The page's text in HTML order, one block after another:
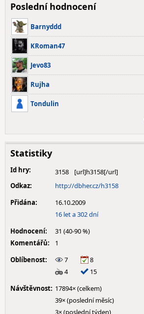
Poslední hodnocení
Barnyddd
KRoman47
Jevo83
Rujha
Tondulin
Statistiky
Id hry:
3158
Odkaz:
http://dbher.cz/h3158
Přidána:
16.10.2009
16 let a 302 dní
Hodnocení:
31 (40-90 %)
Komentářů:
1
Oblíbenost:
7
8
4
15
Návštěvnost: 17894× (celkem)
39× (poslední měsíc)
3× (poslední týden)